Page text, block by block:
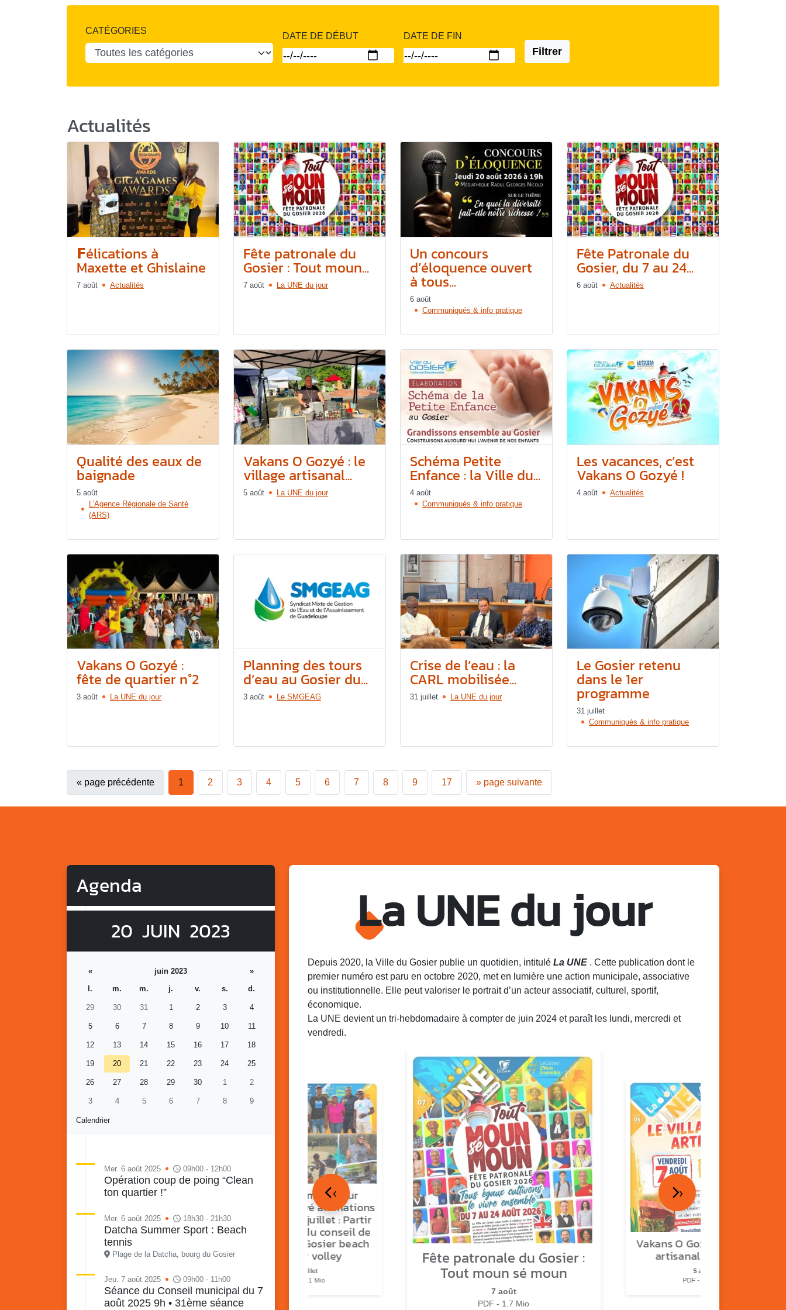
CATÉGORIES
DATE DE DÉBUT DATE DE FIN
Filtrer
Actualités
𝗙élications à
Maxette et Ghislaine
7 août Actualités
Fête patronale du
Gosier : Tout moun...
7 août La UNE du jour
Un concours
d’éloquence ouvert
à tous...
6 août
Communiqués & info pratique
Fête Patronale du
Gosier, du 7 au 24...
6 août Actualités
Qualité des eaux de
baignade
5 août
L’Agence Régionale de Santé
(ARS)
Vakans O Gozyé : le
village artisanal...
5 août La UNE du jour
Schéma Petite
Enfance : la Ville du...
4 août
Communiqués & info pratique
Les vacances, c’est
Vakans O Gozyé !
4 août Actualités
Vakans O Gozyé :
fête de quartier n°2
3 août La UNE du jour
Planning des tours
d’eau au Gosier du...
3 août Le SMGEAG
Crise de l’eau : la
CARL mobilisée...
31 juillet La UNE du jour
Le Gosier retenu
dans le 1er
programme
31 juillet
Communiqués & info pratique
« page précédente 1 2 3 4 5 6 7 8 9 17 » page suivante
Agenda
20 JUIN 2023
Calendrier
« juin 2023
»
l.
m. m. j. v. s. d.
29 30 31 1 2 3 4
5 6 7 8 9 10 11
12 13 14 15 16 17 18
19 20 21 22 23 24 25
26 27 28 29 30 1 2
3 4 5 6 7 8 9
Mer. 6 août 2025 09h00 - 12h00
Opération coup de poing “Clean
ton quartier !”
Mer. 6 août 2025 18h30 - 21h30
Datcha Summer Sport : Beach
tennis
Plage de la Datcha, bourg du Gosier
Jeu. 7 août 2025 09h00 - 11h00
Séance du Conseil municipal du 7
août 2025 9h • 31ème séance
La UNE du jour
Depuis 2020, la Ville du Gosier publie un quotidien, intitulé La UNE . Cette publication dont le
premier numéro est paru en octobre 2020, met en lumière une action municipale, associative
ou institutionnelle. Elle peut valoriser le portrait d’un acteur associatif, culturel, sportif,
économique.
La UNE devient un tri-hebdomadaire à compter de juin 2024 et paraît les lundi, mercredi et
vendredi.
Vakans o Gozyé : Gosier
Lanta
PDF - 1.6 Mio
Retour en images sur
Vakans O Gozyé animations
du samedi 18 juillet : Partir
en livre, fête du conseil de
quartier n°3, Gosier beach
summer volley
23 juillet
PDF - 5.1 Mio
Fête patronale du Gosier :
Tout moun sé moun
7 août
PDF - 1.7 Mio
Vakans O Gozyé : le village
artisanal du Gosier
5 août
PDF - 1.2 Mio
‹ ›